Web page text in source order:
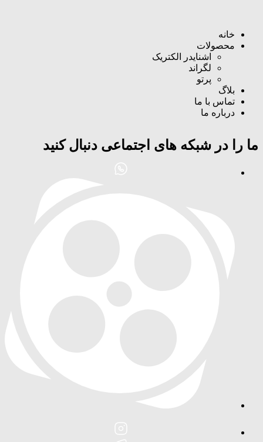
خانه
محصولات
اشنایدر الکتریک
لگراند
پرتو
بلاگ
تماس با ما
درباره ما
ما را در شبکه های اجتماعی دنبال کنید